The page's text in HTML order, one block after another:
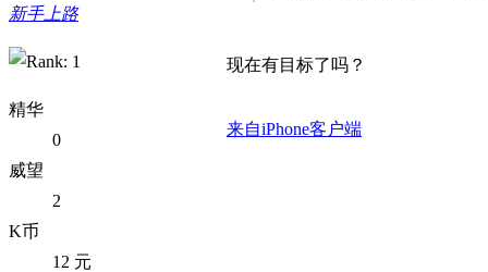
新手上路
精华
0
威望
2
K币
12 元
现在有目标了吗？
来自iPhone客户端